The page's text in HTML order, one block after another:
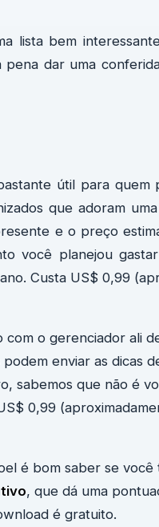
lista bem
pena dar uma
útil para quem
que adoram
e o preço
você planejou
Custa US$ 0,99
o gerenciador ali
enviar as dicas
sabemos que não é
0,99
é bom saber se
, que dá uma
é gratuito.